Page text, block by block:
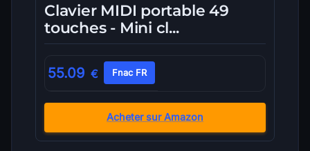
Clavier MIDI portable 49
touches - Mini cl...
55.09 € Fnac FR
Acheter sur Amazon